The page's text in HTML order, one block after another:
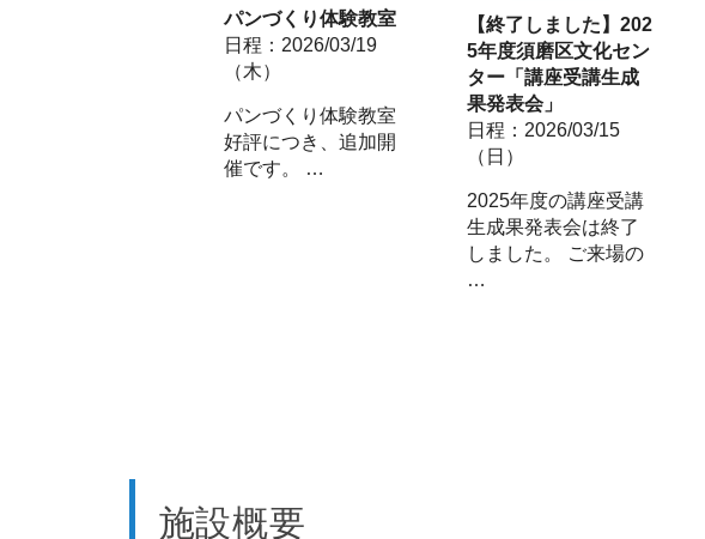
パンづくり体験教室
日程：2026/03/19
（木）
パンづくり体験教室
好評につき、追加開
催です。 …
【終了しました】202
5年度須磨区文化セン
ター「講座受講生成
果発表会」
日程：2026/03/15
（日）
2025年度の講座受講
生成果発表会は終了
しました。 ご来場の
…
施設概要